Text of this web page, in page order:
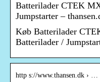
Batterilader CTEK
Jumpstarter –
Køb Batterilader
Batterilader /
http s://www.thansen.dk › …